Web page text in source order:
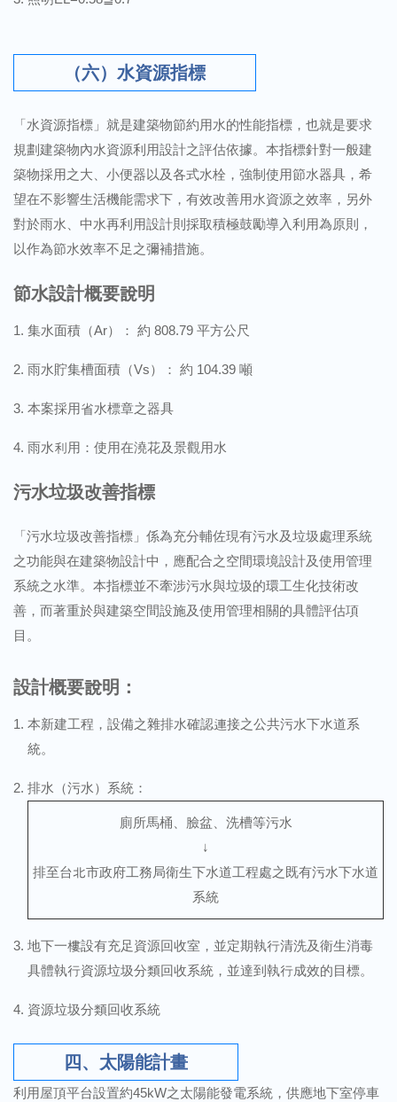
（六）水資源指標
「水資源指標」就是建築物節約用水的性能指標，也就是要求
規劃建築物內水資源利用設計之評估依據。本指標針對一般建
築物採用之大、小便器以及各式水栓，強制使用節水器具，希
望在不影響生活機能需求下，有效改善用水資源之效率，另外
對於雨水、中水再利用設計則採取積極鼓勵導入利用為原則，
以作為節水效率不足之彌補措施。
節水設計概要說明
集水面積（Ar）： 約 808.79 平方公尺
雨水貯集槽面積（Vs）： 約 104.39 噸
本案採用省水標章之器具
雨水利用：使用在澆花及景觀用水
污水垃圾改善指標
「污水垃圾改善指標」係為充分輔佐現有污水及垃圾處理系統
之功能與在建築物設計中，應配合之空間環境設計及使用管理
系統之水準。本指標並不牽涉污水與垃圾的環工生化技術改
善，而著重於與建築空間設施及使用管理相關的具體評估項
目。
設計概要說明：
本新建工程，設備之雜排水確認連接之公共污水下水道系
統。
排水（污水）系統：
廁所馬桶、臉盆、洗槽等污水
↓
排至台北市政府工務局衛生下水道工程處之既有污水下水道
系統
地下一樓設有充足資源回收室，並定期執行清洗及衛生消毒
具體執行資源垃圾分類回收系統，並達到執行成效的目標。
資源垃圾分類回收系統
四、太陽能計畫
利用屋頂平台設置約45kW之太陽能發電系統，供應地下室停車